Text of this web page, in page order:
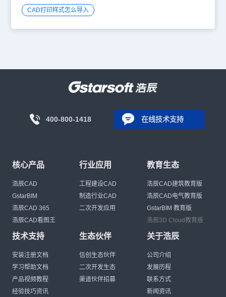
CAD打印样式怎么导入
400-800-1418 在线技术支持
核心产品
浩辰CAD
GstarBIM
浩辰CAD 365
浩辰CAD看图王
行业应用
工程建设CAD
制造行业CAD
二次开发应用
教育生态
浩辰CAD建筑教育版
浩辰CAD电气教育版
GstarBIM 教育版
浩辰3D Cloud教育版
技术支持
安装注册文档
学习帮助文档
产品视频教程
经验技巧资讯
生态伙伴
信创生态伙伴
二次开发生态
渠道伙伴招募
关于浩辰
公司介绍
发展历程
联系方式
新闻资讯